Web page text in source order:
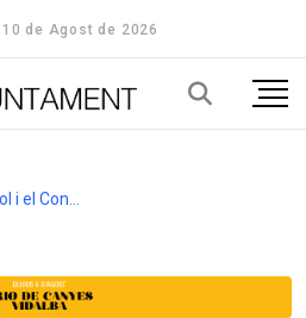
de Agost de 2026